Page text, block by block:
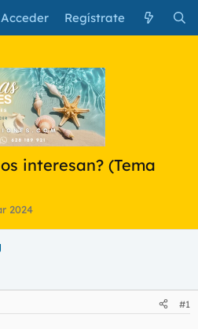
Acceder Regístrate
interesan? (Tema
2024
#1